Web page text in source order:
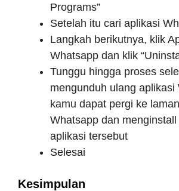
Programs”
Setelah itu cari aplikasi
Langkah berikutnya, klik
Whatsapp dan klik
Tunggu hingga proses
mengunduh ulang aplikasi
kamu dapat pergi ke
Whatsapp dan menginstall
aplikasi tersebut
Selesai
Kesimpulan